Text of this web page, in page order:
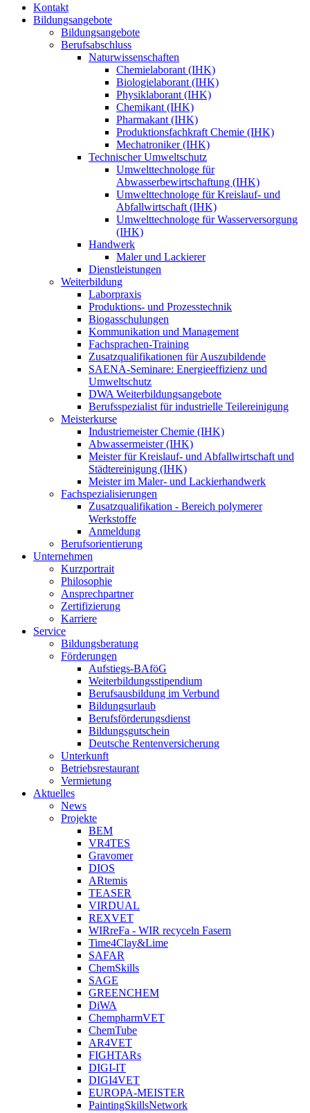
Kontakt
Bildungsangebote
Bildungsangebote
Berufsabschluss
Naturwissenschaften
Chemielaborant (IHK)
Biologielaborant (IHK)
Physiklaborant (IHK)
Chemikant (IHK)
Pharmakant (IHK)
Produktionsfachkraft Chemie (IHK)
Mechatroniker (IHK)
Technischer Umweltschutz
Umwelttechnologe für
Abwasserbewirtschaftung (IHK)
Umwelttechnologe für Kreislauf- und
Abfallwirtschaft (IHK)
Umwelttechnologe für Wasserversorgung
(IHK)
Handwerk
Maler und Lackierer
Dienstleistungen
Weiterbildung
Laborpraxis
Produktions- und Prozesstechnik
Biogasschulungen
Kommunikation und Management
Fachsprachen-Training
Zusatzqualifikationen für Auszubildende
SAENA-Seminare: Energieeffizienz und
Umweltschutz
DWA Weiterbildungsangebote
Berufsspezialist für industrielle Teilereinigung
Meisterkurse
Industriemeister Chemie (IHK)
Abwassermeister (IHK)
Meister für Kreislauf- und Abfallwirtschaft und
Städtereinigung (IHK)
Meister im Maler- und Lackierhandwerk
Fachspezialisierungen
Zusatzqualifikation - Bereich polymerer
Werkstoffe
Anmeldung
Berufsorientierung
Unternehmen
Kurzportrait
Philosophie
Ansprechpartner
Zertifizierung
Karriere
Service
Bildungsberatung
Förderungen
Aufstiegs-BAföG
Weiterbildungsstipendium
Berufsausbildung im Verbund
Bildungsurlaub
Berufsförderungsdienst
Bildungsgutschein
Deutsche Rentenversicherung
Unterkunft
Betriebsrestaurant
Vermietung
Aktuelles
News
Projekte
BEM
VR4TES
Gravomer
DIOS
ARtemis
TEASER
VIRDUAL
REXVET
WIRreFa - WIR recyceln Fasern
Time4Clay&Lime
SAFAR
ChemSkills
SAGE
GREENCHEM
DiWA
ChempharmVET
ChemTube
AR4VET
FIGHTARs
DIGI-IT
DIGI4VET
EUROPA-MEISTER
PaintingSkillsNetwork